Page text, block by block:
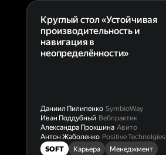
Круглый стол «Устойчивая
производительность и
навигация в
неопределённости»
Даниил Пилипенко SymbioWay
Иван Поддубный Вебпрактик
Александра Прокшина Авито
Антон Жаболенко Positive Technolgies
SOFT
Карьера Менеджмент